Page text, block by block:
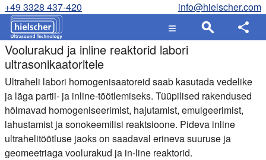
+49 3328 437-420 info@hielscher.com
Voolurakud ja inline reaktorid labori
ultrasonikaatoritele
Ultraheli labori homogenisaatoreid saab kasutada vedelike
ja läga partii- ja inline-töötlemiseks. Tüüpilised rakendused
hõlmavad homogeniseerimist, hajutamist, emulgeerimist,
lahustamist ja sonokeemilisi reaktsioone. Pideva inline
ultrahelitöötluse jaoks on saadaval erineva suuruse ja
geomeetriaga voolurakud ja in-line reaktorid.